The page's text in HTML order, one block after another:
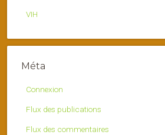
VIH
Méta
Connexion
Flux des publications
Flux des commentaires